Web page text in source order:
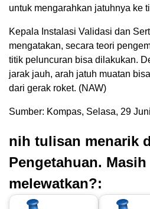
untuk mengarahkan jatuhnya ke
Kepala Instalasi Validasi dan
mengatakan, secara teori
titik peluncuran bisa dilakukan.
jarak jauh, arah jatuh muatan
dari gerak roket. (NAW)
Sumber: Kompas, Selasa, 29
nih tulisan menarik
Pengetahuan. Masih
melewatkan?: